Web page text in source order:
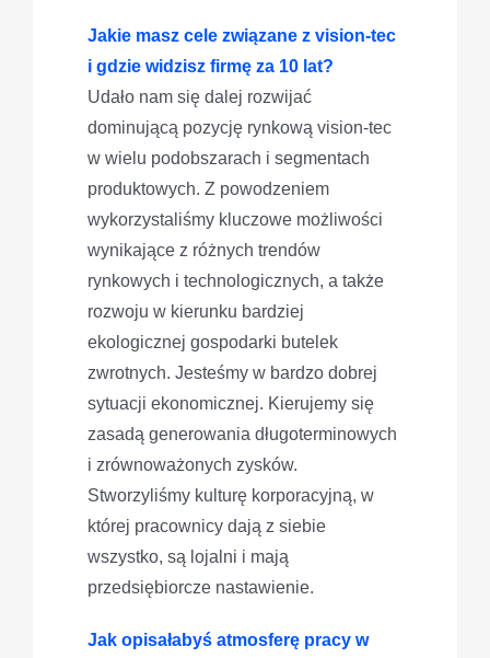
Jakie masz cele związane z vision-tec
i gdzie widzisz firmę za 10 lat?
Udało nam się dalej rozwijać
dominującą pozycję rynkową vision-tec
w wielu podobszarach i segmentach
produktowych. Z powodzeniem
wykorzystaliśmy kluczowe możliwości
wynikające z różnych trendów
rynkowych i technologicznych, a także
rozwoju w kierunku bardziej
ekologicznej gospodarki butelek
zwrotnych. Jesteśmy w bardzo dobrej
sytuacji ekonomicznej. Kierujemy się
zasadą generowania długoterminowych
i zrównoważonych zysków.
Stworzyliśmy kulturę korporacyjną, w
której pracownicy dają z siebie
wszystko, są lojalni i mają
przedsiębiorcze nastawienie.
Jak opisałabyś atmosferę pracy w